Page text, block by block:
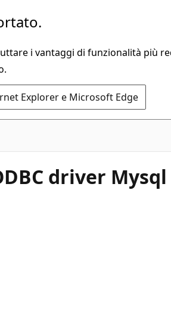
i vantaggi di funzionalità più
Explorer e Microsoft Edge
driver Mysql